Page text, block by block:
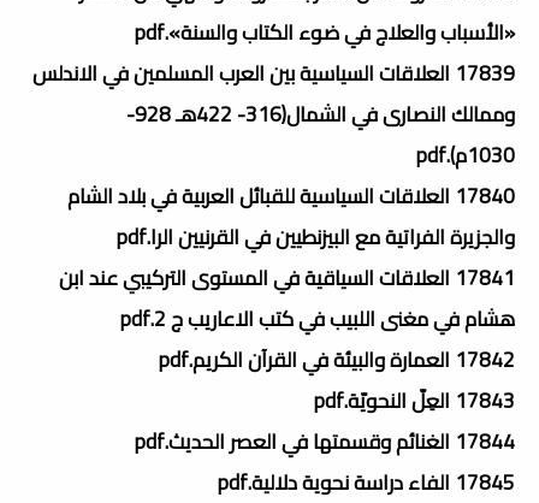
«الأسباب والعلاج في ضوء الكتاب والسنة».pdf
17839 العلاقات السياسية بين العرب المسلمين في الاندلس
وممالك النصارى في الشمال(316- 422هـ 928-
1030م).pdf
17840 العلاقات السياسية للقبائل العربية في بلاد الشام
والجزيرة الفراتية مع البيزنطيين في القرنيين الرا.pdf
17841 العلاقات السياقية في المستوى التركيبي عند ابن
هشام في مغنى اللبيب في كتب الاعاريب ج 2.pdf
17842 العمارة والبيئة في القرآن الكريم.pdf
17843 العِلّ النحويّة.pdf
17844 الغنائم وقسمتها في العصر الحديث.pdf
17845 الفاء دراسة نحوية دلالية.pdf